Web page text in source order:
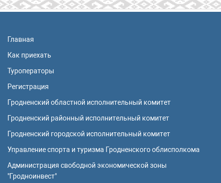
Главная
Как приехать
Туроператоры
Регистрация
Гродненский областной исполнительный комитет
Гродненский районный исполнительный комитет
Гродненский городской исполнительный комитет
Управление спорта и туризма Гродненского облисполкома
Администрация свободной экономической зоны
"Гродноинвест"